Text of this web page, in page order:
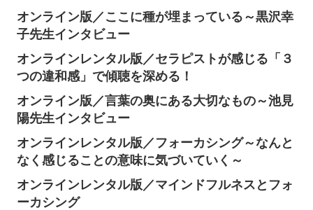
オンライン版／ここに種が埋まっている～黒沢幸
子先生インタビュー
オンラインレンタル版／セラピストが感じる「３
つの違和感」で傾聴を深める！
オンライン版／言葉の奥にある大切なもの～池見
陽先生インタビュー
オンラインレンタル版／フォーカシング～なんと
なく感じることの意味に気づいていく～
オンラインレンタル版／マインドフルネスとフォ
ーカシング